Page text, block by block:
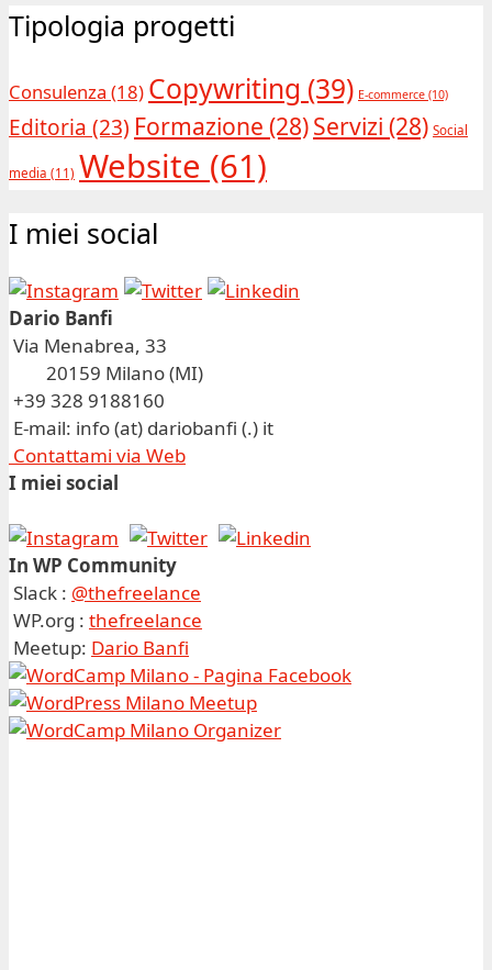
Tipologia progetti
Consulenza (18) Copywriting (39) E-commerce (10)
Editoria (23) Formazione (28)Servizi (28) Social
media (11) Website (61)
I miei social
Dario Banfi
Via Menabrea, 33
20159 Milano (MI)
+39 328 9188160
E-mail: info (at) dariobanfi (.) it
Contattami via Web
I miei social
In WP Community
Slack : @thefreelance
WP.org : thefreelance
Meetup: Dario Banfi